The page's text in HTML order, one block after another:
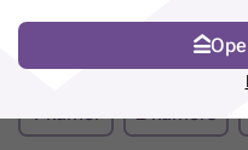
Pand te koop -
1 kamer 2 kamers